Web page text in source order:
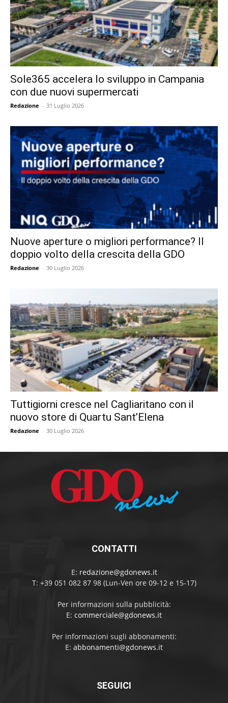
Sole365 accelera lo sviluppo in Campania
con due nuovi supermercati
Redazione - 31 Luglio 2026
Nuove aperture o migliori performance? Il
doppio volto della crescita della GDO
Redazione - 30 Luglio 2026
Tuttigiorni cresce nel Cagliaritano con il
nuovo store di Quartu Sant’Elena
Redazione - 30 Luglio 2026
CONTATTI
E: redazione@gdonews.it
T: +39 051 082 87 98 (Lun-Ven ore 09-12 e 15-17)
Per informazioni sulla pubblicità:
E: commerciale@gdonews.it
Per informazioni sugli abbonamenti:
E: abbonamenti@gdonews.it
SEGUICI